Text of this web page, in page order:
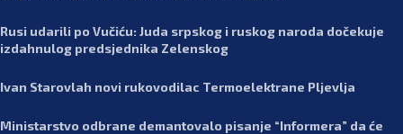
Rusi udarili po Vučiću: Juda srpskog i ruskog naroda dočekuje
izdahnulog predsjednika Zelenskog
Ivan Starovlah novi rukovodilac Termoelektrane Pljevlja
Ministarstvo odbrane demantovalo pisanje “Informera” da će